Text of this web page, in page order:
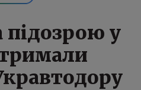
підозрою у